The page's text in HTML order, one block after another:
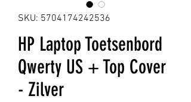
SKU: 5704174242536
HP Laptop Toetsenbord
Qwerty US + Top Cover
- Zilver